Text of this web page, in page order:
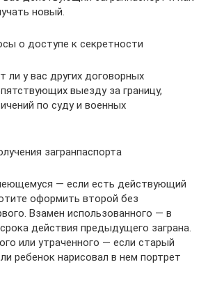
новый.
о доступе к секретности
ли у вас других договорных
выезду за границу,
по суду и военных
загранпаспорта
— если есть действующий
оформить второй без
Взамен использованного — в
действия предыдущего заграна.
или утраченного — если старый
ребенок нарисовал в нем портрет